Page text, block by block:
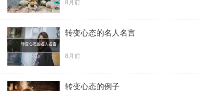
8月前
转变心态的名人名言
8月前
转变心态的例子